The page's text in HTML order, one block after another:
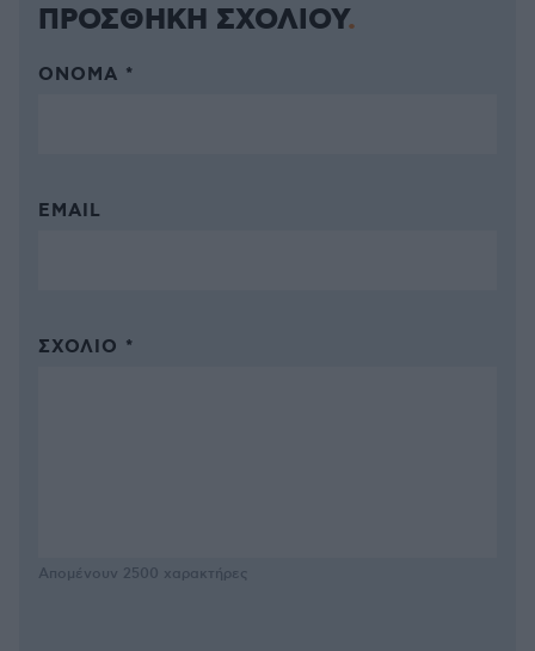
ΠΡΟΣΘΗΚΗ ΣΧΟΛΙΟΥ
ΌΝΟΜΑ *
EMAIL
ΣΧΌΛΙΟ *
Απομένουν 2500 χαρακτήρες